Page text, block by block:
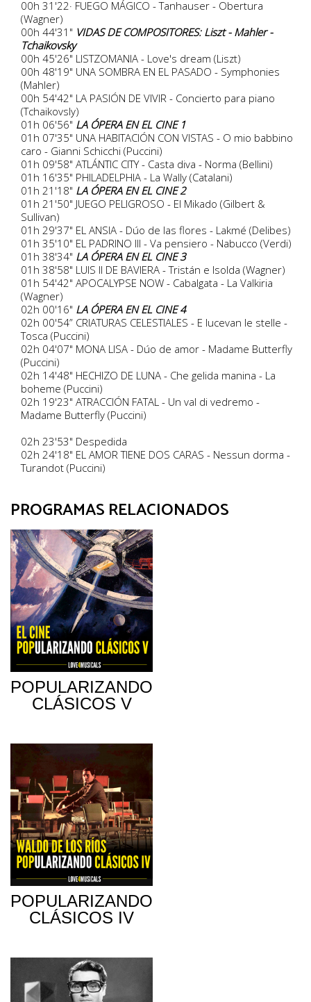
00h 31'22· FUEGO MÁGICO - Tanhauser - Obertura
(Wagner)
00h 44'31" VIDAS DE COMPOSITORES: Liszt - Mahler -
Tchaikovsky
00h 45'26" LISTZOMANIA - Love's dream (Liszt)
00h 48'19" UNA SOMBRA EN EL PASADO - Symphonies
(Mahler)
00h 54'42" LA PASIÓN DE VIVIR - Concierto para piano
(Tchaikovsly)
01h 06'56" LA ÓPERA EN EL CINE 1
01h 07'35" UNA HABITACIÓN CON VISTAS - O mio babbino
caro - Gianni Schicchi (Puccini)
01h 09'58" ATLÁNTIC CITY - Casta diva - Norma (Bellini)
01h 16'35" PHILADELPHIA - La Wally (Catalani)
01h 21'18" LA ÓPERA EN EL CINE 2
01h 21'50" JUEGO PELIGROSO - El Mikado (Gilbert &
Sullivan)
01h 29'37" EL ANSIA - Dúo de las flores - Lakmé (Delibes)
01h 35'10" EL PADRINO III - Va pensiero - Nabucco (Verdi)
01h 38'34" LA ÓPERA EN EL CINE 3
01h 38'58" LUIS II DE BAVIERA - Tristán e Isolda (Wagner)
01h 54'42" APOCALYPSE NOW - Cabalgata - La Valkiria
(Wagner)
02h 00'16" LA ÓPERA EN EL CINE 4
02h 00'54” CRIATURAS CELESTIALES - E lucevan le stelle -
Tosca (Puccini)
02h 04'07" MONA LISA - Dúo de amor - Madame Butterfly
(Puccini)
02h 14'48" HECHIZO DE LUNA - Che gelida manina - La
boheme (Puccini)
02h 19'23" ATRACCIÓN FATAL - Un val di vedremo -
Madame Butterfly (Puccini)
02h 23'53" Despedida
02h 24'18" EL AMOR TIENE DOS CARAS - Nessun dorma -
Turandot (Puccini)
PROGRAMAS RELACIONADOS
POPULARIZANDO
CLÁSICOS V
POPULARIZANDO
CLÁSICOS IV